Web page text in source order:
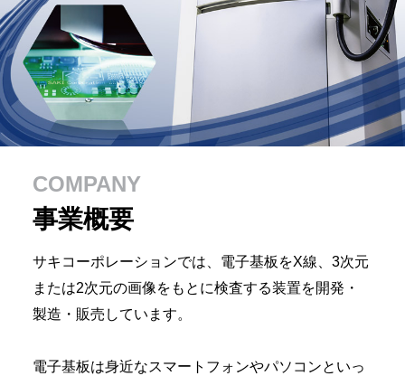
COMPANY
事業概要
サキコーポレーションでは、電子基板をX線、3次元
または2次元の画像をもとに検査する装置を開発・
製造・販売しています。
電子基板は身近なスマートフォンやパソコンといっ